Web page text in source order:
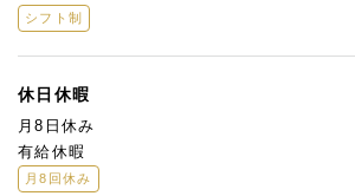
シフト制
休日休暇
月8日休み
有給休暇
月8回休み